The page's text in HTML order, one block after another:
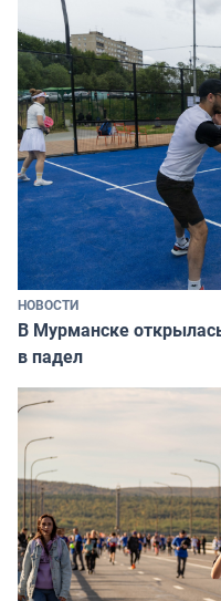
НОВОСТИ
В Мурманске
в падел